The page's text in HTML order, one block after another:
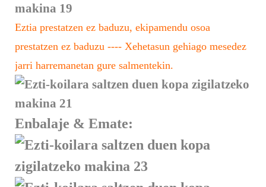
Eztia prestatzen ez baduzu, ekipamendu osoa
prestatzen ez baduzu ---- Xehetasun gehiago mesedez
jarri harremanetan gure salmentekin.
Enbalaje & Emate: